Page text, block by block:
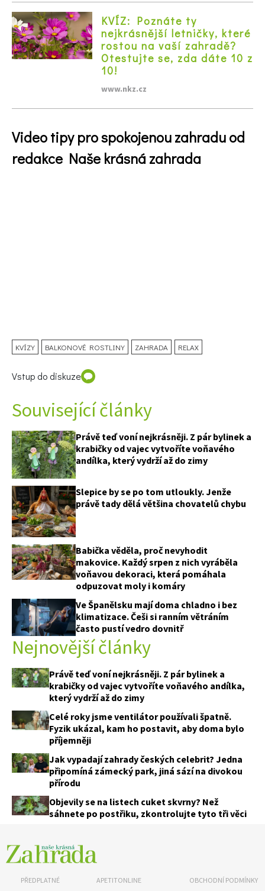
74 Kč
Objednat >
KVÍZ: Poznáte ty
nejkrásnější letničky, které
rostou na vaší zahradě?
Otestujte se, zda dáte 10 z
10!
www.nkz.cz
Video tipy pro spokojenou zahradu od
redakce Naše krásná zahrada
KVÍZY BALKONOVÉ ROSTLINY ZAHRADA RELAX
Vstup do diskuze
Související články
Právě teď voní nejkrásněji. Z pár bylinek a
krabičky od vajec vytvoříte voňavého
andílka, který vydrží až do zimy
Slepice by se po tom utloukly. Jenže
právě tady dělá většina chovatelů chybu
Babička věděla, proč nevyhodit
makovice. Každý srpen z nich vyráběla
voňavou dekoraci, která pomáhala
odpuzovat moly i komáry
Ve Španělsku mají doma chladno i bez
klimatizace. Češi si ranním větráním
často pustí vedro dovnitř
Nejnovější články
Právě teď voní nejkrásněji. Z pár bylinek a
krabičky od vajec vytvoříte voňavého andílka,
který vydrží až do zimy
Celé roky jsme ventilátor používali špatně.
Fyzik ukázal, kam ho postavit, aby doma bylo
příjemněji
Jak vypadají zahrady českých celebrit? Jedna
připomíná zámecký park, jiná sází na divokou
přírodu
Objevily se na listech cuket skvrny? Než
sáhnete po postřiku, zkontrolujte tyto tři věci
PŘEDPLATNÉ
APETITONLINE
OBCHODNÍ PODMÍNKY